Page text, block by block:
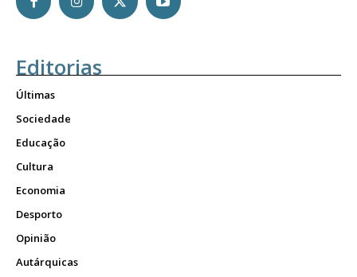
Editorias
Últimas
Sociedade
Educação
Cultura
Economia
Desporto
Opinião
Autárquicas